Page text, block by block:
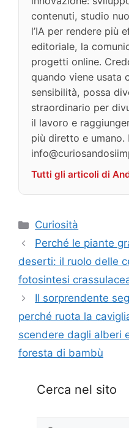
contenuti, studio
l’IA per rendere più
editoriale, la
progetti online.
quando viene usata
sensibilità, possa
straordinario per
il lavoro e
più diretto e umano.
Tutti gli articoli di
Categorie
Curiosità
Perché le piante
deserti: il ruolo delle
fotosintesi
Il sorprendente
perché ruota la
scendere dagli alberi
foresta di bambù
Cerca nel sito
Ricerca